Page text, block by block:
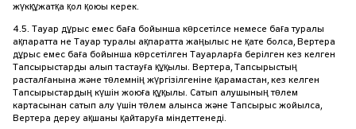
жүкқұжатқа қол қоюы керек.
4.5. Тауар дұрыс емес баға бойынша көрсетілсе немесе баға туралы
ақпаратта не Тауар туралы ақпаратта жаңылыс не қате болса, Вертера
дұрыс емес баға бойынша көрсетілген Тауарларға берілген кез келген
Тапсырыстарды алып тастауға құқылы. Вертера, Тапсырыстың
расталғанына және төлемнің жүргізілгеніне қарамастан, кез келген
Тапсырыстардың күшін жоюға құқылы. Сатып алушының төлем
картасынан сатып алу үшін төлем алынса және Тапсырыс жойылса,
Вертера дереу ақшаны қайтаруға міндеттенеді.